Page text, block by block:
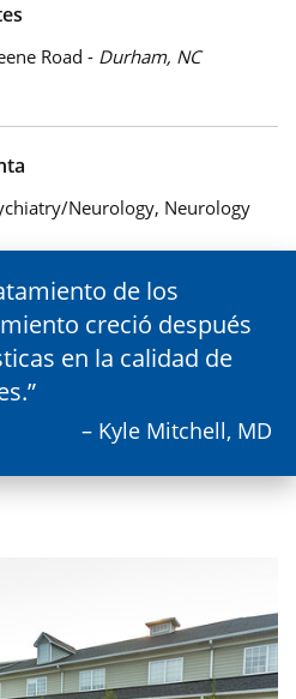
Road - Durham, NC
Neurology, Neurology
de los
creció después
en la calidad de
– Kyle Mitchell, MD